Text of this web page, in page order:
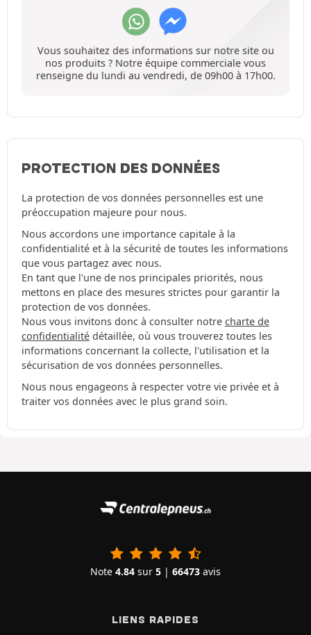
Vous souhaitez des informations sur notre site ou
nos produits ? Notre équipe commerciale vous
renseigne du lundi au vendredi, de 09h00 à 17h00.
PROTECTION DES DONNÉES
La protection de vos données personnelles est une
préoccupation majeure pour nous.
Nous accordons une importance capitale à la
confidentialité et à la sécurité de toutes les informations
que vous partagez avec nous.
En tant que l'une de nos principales priorités, nous
mettons en place des mesures strictes pour garantir la
protection de vos données.
Nous vous invitons donc à consulter notre charte de
confidentialité détaillée, où vous trouverez toutes les
informations concernant la collecte, l'utilisation et la
sécurisation de vos données personnelles.
Nous nous engageons à respecter votre vie privée et à
traiter vos données avec le plus grand soin.
Note 4.84 sur 5 | 66473 avis
LIENS RAPIDES